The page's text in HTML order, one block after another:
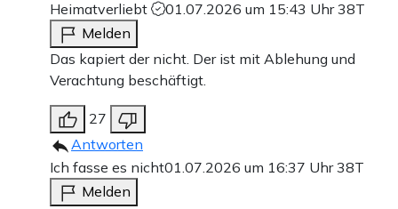
Heimatverliebt 01.07.2026 um 15:43 Uhr38T
Melden
Das kapiert der nicht. Der ist mit Ablehung und
Verachtung beschäftigt.
27
Antworten
Ich fasse es nicht01.07.2026 um 16:37 Uhr38T
Melden